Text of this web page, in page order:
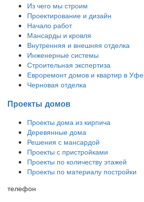
Из чего мы строим
Проектирование и дизайн
Начало работ
Мансарды и кровля
Внутренняя и внешняя отделка
Инженерные системы
Строительная экспертиза
Евроремонт домов и квартир в Уфе
Черновая отделка
Проекты домов
Проекты дома из кирпича
Деревянные дома
Решения с мансардой
Проекты с пристройками
Проекты по количеству этажей
Проекты по материалу постройки
телефон